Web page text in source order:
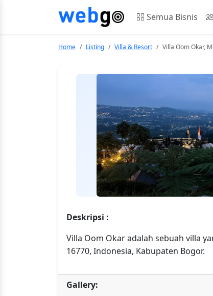
Semua Bisnis
Home Listing Villa & Resort Villa Oom Okar,
Deskripsi :
Villa Oom Okar adalah sebuah villa
16770, Indonesia, Kabupaten Bogor.
Gallery: